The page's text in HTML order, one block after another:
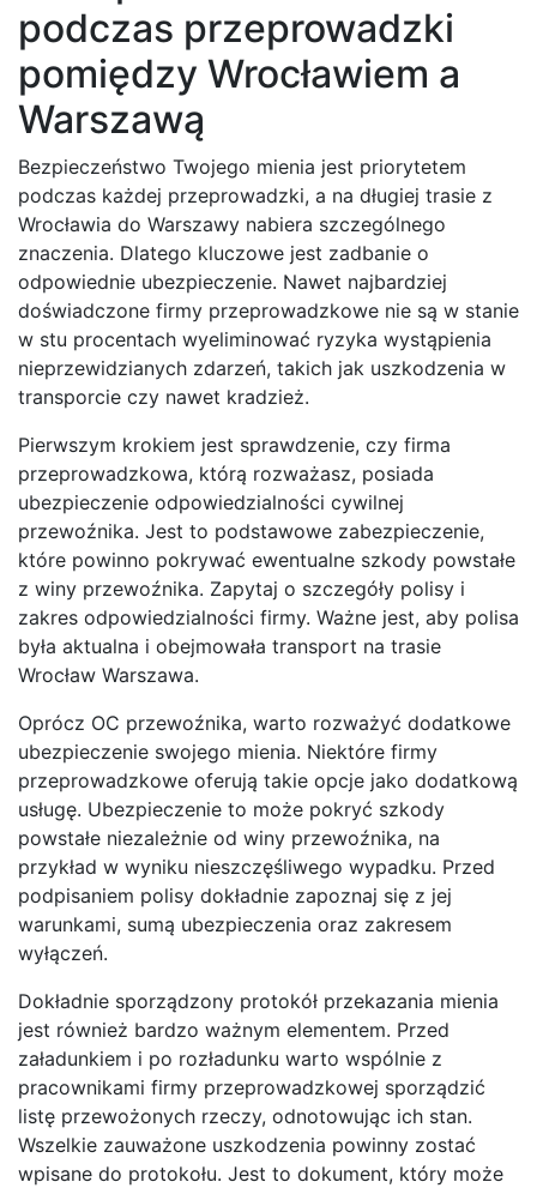
podczas przeprowadzki
pomiędzy Wrocławiem a
Warszawą
Bezpieczeństwo Twojego mienia jest priorytetem
podczas każdej przeprowadzki, a na długiej trasie z
Wrocławia do Warszawy nabiera szczególnego
znaczenia. Dlatego kluczowe jest zadbanie o
odpowiednie ubezpieczenie. Nawet najbardziej
doświadczone firmy przeprowadzkowe nie są w stanie
w stu procentach wyeliminować ryzyka wystąpienia
nieprzewidzianych zdarzeń, takich jak uszkodzenia w
transporcie czy nawet kradzież.
Pierwszym krokiem jest sprawdzenie, czy firma
przeprowadzkowa, którą rozważasz, posiada
ubezpieczenie odpowiedzialności cywilnej
przewoźnika. Jest to podstawowe zabezpieczenie,
które powinno pokrywać ewentualne szkody powstałe
z winy przewoźnika. Zapytaj o szczegóły polisy i
zakres odpowiedzialności firmy. Ważne jest, aby polisa
była aktualna i obejmowała transport na trasie
Wrocław Warszawa.
Oprócz OC przewoźnika, warto rozważyć dodatkowe
ubezpieczenie swojego mienia. Niektóre firmy
przeprowadzkowe oferują takie opcje jako dodatkową
usługę. Ubezpieczenie to może pokryć szkody
powstałe niezależnie od winy przewoźnika, na
przykład w wyniku nieszczęśliwego wypadku. Przed
podpisaniem polisy dokładnie zapoznaj się z jej
warunkami, sumą ubezpieczenia oraz zakresem
wyłączeń.
Dokładnie sporządzony protokół przekazania mienia
jest również bardzo ważnym elementem. Przed
załadunkiem i po rozładunku warto wspólnie z
pracownikami firmy przeprowadzkowej sporządzić
listę przewożonych rzeczy, odnotowując ich stan.
Wszelkie zauważone uszkodzenia powinny zostać
wpisane do protokołu. Jest to dokument, który może